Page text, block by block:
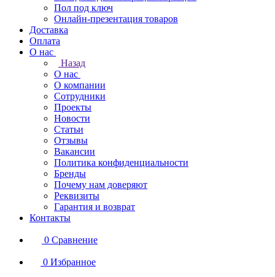
Пол под ключ
Онлайн-презентация товаров
Доставка
Оплата
О нас
Назад
О нас
О компании
Сотрудники
Проекты
Новости
Статьи
Отзывы
Вакансии
Политика конфиденциальности
Бренды
Почему нам доверяют
Реквизиты
Гарантия и возврат
Контакты
0 Сравнение
0 Избранное